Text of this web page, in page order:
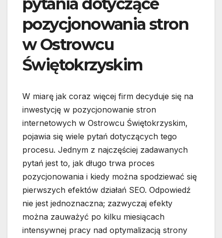
pytania dotyczące
pozycjonowania stron
w Ostrowcu
Świętokrzyskim
W miarę jak coraz więcej firm decyduje się na
inwestycję w pozycjonowanie stron
internetowych w Ostrowcu Świętokrzyskim,
pojawia się wiele pytań dotyczących tego
procesu. Jednym z najczęściej zadawanych
pytań jest to, jak długo trwa proces
pozycjonowania i kiedy można spodziewać się
pierwszych efektów działań SEO. Odpowiedź
nie jest jednoznaczna; zazwyczaj efekty
można zauważyć po kilku miesiącach
intensywnej pracy nad optymalizacją strony